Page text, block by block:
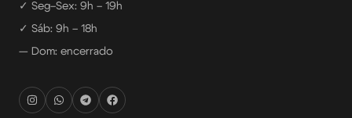
✓ Seg–Sex: 9h – 19h
✓ Sáb: 9h – 18h
— Dom: encerrado